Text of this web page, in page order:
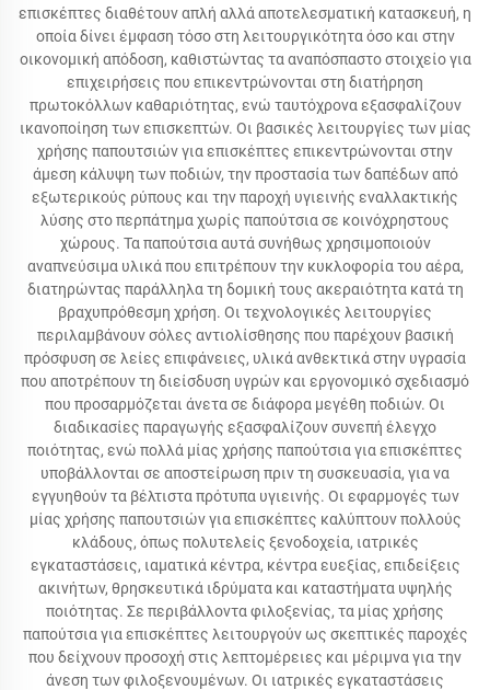
επισκέπτες διαθέτουν απλή αλλά αποτελεσματική κατασκευή, η
οποία δίνει έμφαση τόσο στη λειτουργικότητα όσο και στην
οικονομική απόδοση, καθιστώντας τα αναπόσπαστο στοιχείο για
επιχειρήσεις που επικεντρώνονται στη διατήρηση
πρωτοκόλλων καθαριότητας, ενώ ταυτόχρονα εξασφαλίζουν
ικανοποίηση των επισκεπτών. Οι βασικές λειτουργίες των μίας
χρήσης παπουτσιών για επισκέπτες επικεντρώνονται στην
άμεση κάλυψη των ποδιών, την προστασία των δαπέδων από
εξωτερικούς ρύπους και την παροχή υγιεινής εναλλακτικής
λύσης στο περπάτημα χωρίς παπούτσια σε κοινόχρηστους
χώρους. Τα παπούτσια αυτά συνήθως χρησιμοποιούν
αναπνεύσιμα υλικά που επιτρέπουν την κυκλοφορία του αέρα,
διατηρώντας παράλληλα τη δομική τους ακεραιότητα κατά τη
βραχυπρόθεσμη χρήση. Οι τεχνολογικές λειτουργίες
περιλαμβάνουν σόλες αντιολίσθησης που παρέχουν βασική
πρόσφυση σε λείες επιφάνειες, υλικά ανθεκτικά στην υγρασία
που αποτρέπουν τη διείσδυση υγρών και εργονομικό σχεδιασμό
που προσαρμόζεται άνετα σε διάφορα μεγέθη ποδιών. Οι
διαδικασίες παραγωγής εξασφαλίζουν συνεπή έλεγχο
ποιότητας, ενώ πολλά μίας χρήσης παπούτσια για επισκέπτες
υποβάλλονται σε αποστείρωση πριν τη συσκευασία, για να
εγγυηθούν τα βέλτιστα πρότυπα υγιεινής. Οι εφαρμογές των
μίας χρήσης παπουτσιών για επισκέπτες καλύπτουν πολλούς
κλάδους, όπως πολυτελείς ξενοδοχεία, ιατρικές
εγκαταστάσεις, ιαματικά κέντρα, κέντρα ευεξίας, επιδείξεις
ακινήτων, θρησκευτικά ιδρύματα και καταστήματα υψηλής
ποιότητας. Σε περιβάλλοντα φιλοξενίας, τα μίας χρήσης
παπούτσια για επισκέπτες λειτουργούν ως σκεπτικές παροχές
που δείχνουν προσοχή στις λεπτομέρειες και μέριμνα για την
άνεση των φιλοξενουμένων. Οι ιατρικές εγκαταστάσεις